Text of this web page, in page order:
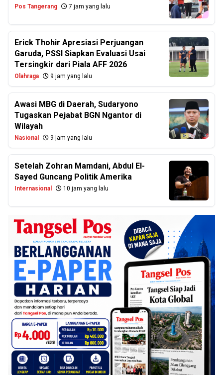
Pos Tangerang 7 jam yang lalu
Erick Thohir Apresiasi Perjuangan
Garuda, PSSI Siapkan Evaluasi Usai
Tersingkir dari Piala AFF 2026
Olahraga 9 jam yang lalu
Awasi MBG di Daerah, Sudaryono
Tugaskan Pejabat BGN Ngantor di
Wilayah
Nasional 9 jam yang lalu
Setelah Zohran Mamdani, Abdul El-
Sayed Guncang Politik Amerika
Internasional 10 jam yang lalu